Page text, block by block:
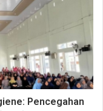
akan mempelajari
limbah dan
efisien. Mereka
dapat
peserta akan
sehari-hari
membuat
Pencegahan